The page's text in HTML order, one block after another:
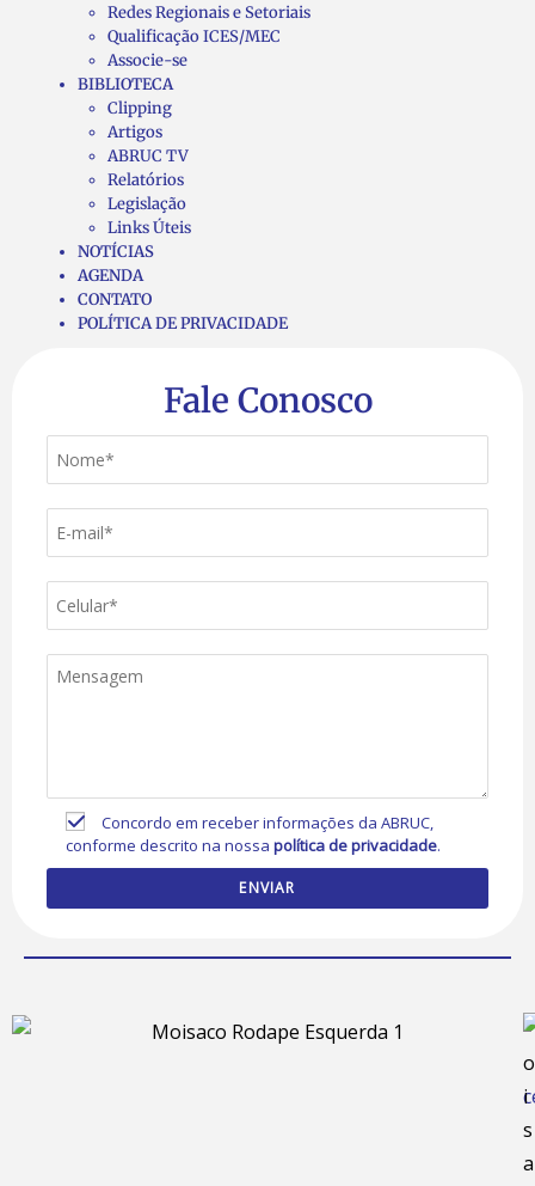
Redes Regionais e Setoriais
Qualificação ICES/MEC
Associe-se
BIBLIOTECA
Clipping
Artigos
ABRUC TV
Relatórios
Legislação
Links Úteis
NOTÍCIAS
AGENDA
CONTATO
POLÍTICA DE PRIVACIDADE
Fale Conosco
Concordo em receber informações da ABRUC,
conforme descrito na nossapolítica de privacidade.